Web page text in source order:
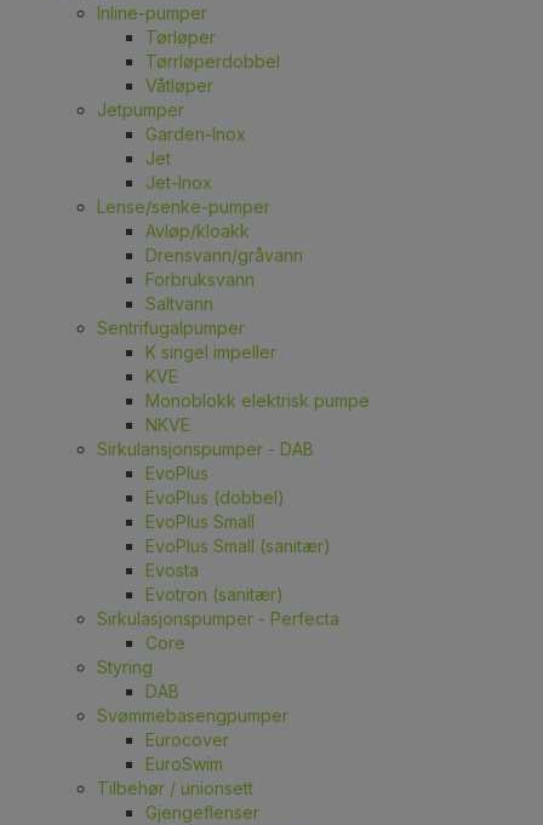
Inline-pumper
Tørløper
Tørrløperdobbel
Våtløper
Jetpumper
Garden-Inox
Jet
Jet-Inox
Lense/senke-pumper
Avløp/kloakk
Drensvann/gråvann
Forbruksvann
Saltvann
Sentrifugalpumper
K singel impeller
KVE
Monoblokk elektrisk pumpe
NKVE
Sirkulansjonspumper - DAB
EvoPlus
EvoPlus (dobbel)
EvoPlus Small
EvoPlus Small (sanitær)
Evosta
Evotron (sanitær)
Sirkulasjonspumper - Perfecta
Core
Styring
DAB
Svømmebasengpumper
Eurocover
EuroSwim
Tilbehør / unionsett
Gjengeflenser